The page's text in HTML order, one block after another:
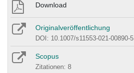
Download
Originalveröffentlichung
DOI: 10.1007/s11553-021-00890-5
Scopus
Zitationen: 8